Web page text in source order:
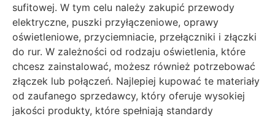
sufitowej. W tym celu należy zakupić przewody
elektryczne, puszki przyłączeniowe, oprawy
oświetleniowe, przyciemniacie, przełączniki i złączki
do rur. W zależności od rodzaju oświetlenia, które
chcesz zainstalować, możesz również potrzebować
złączek lub połączeń. Najlepiej kupować te materiały
od zaufanego sprzedawcy, który oferuje wysokiej
jakości produkty, które spełniają standardy